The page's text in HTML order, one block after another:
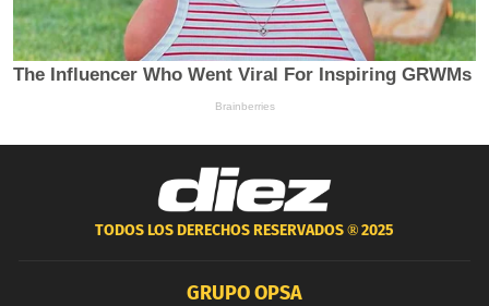
TODOS LOS DERECHOS RESERVADOS ®2025
GRUPO OPSA